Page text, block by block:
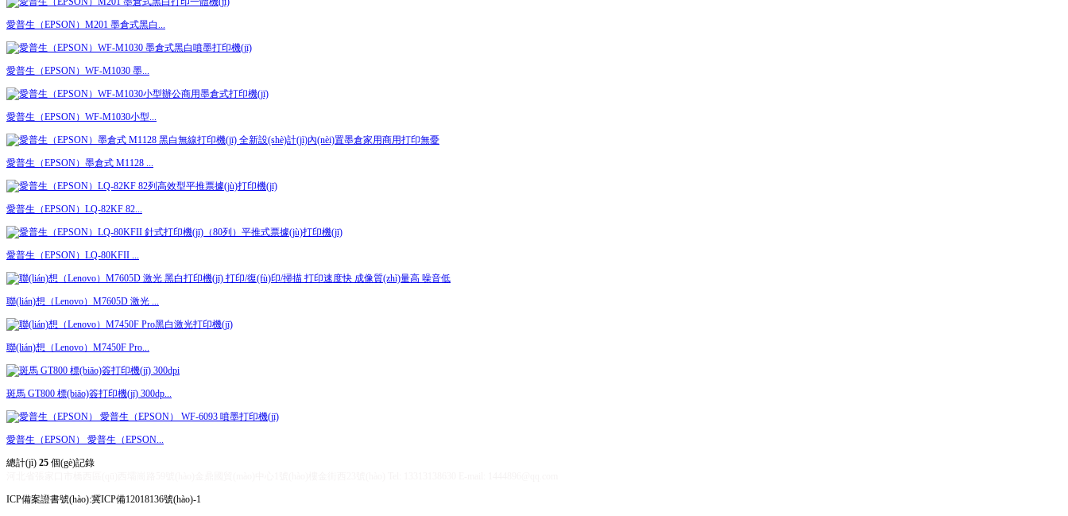
愛普生（EPSON）M201 墨倉式黑白...
愛普生（EPSON）WF-M1030 墨...
愛普生（EPSON）WF-M1030小型...
愛普生（EPSON）墨倉式 M1128 ...
愛普生（EPSON）LQ-82KF 82...
愛普生（EPSON）LQ-80KFII ...
聯(lián)想（Lenovo）M7605D 激光 ...
聯(lián)想（Lenovo）M7450F Pro...
斑馬 GT800 標(biāo)簽打印機(jī) 300dp...
愛普生（EPSON） 愛普生（EPSON...
總計(jì) 25 個(gè)記錄
ICP備案證書號(hào):冀ICP備12018136號(hào)-1